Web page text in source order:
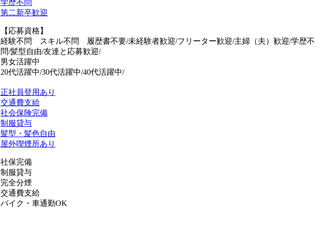
学歴不問
第二新卒歓迎
【応募資格】
経験不問 スキル不問 履歴書不要/未経験者歓迎/フリーター歓迎/主婦（夫）歓迎/学歴不
問/髪型自由/友達と応募歓迎/
男女活躍中
20代活躍中/30代活躍中/40代活躍中/
正社員登用あり
交通費支給
社会保険完備
制服貸与
髪型・髪色自由
屋外喫煙所あり
社保完備
制服貸与
完全分煙
交通費支給
バイク・車通勤OK